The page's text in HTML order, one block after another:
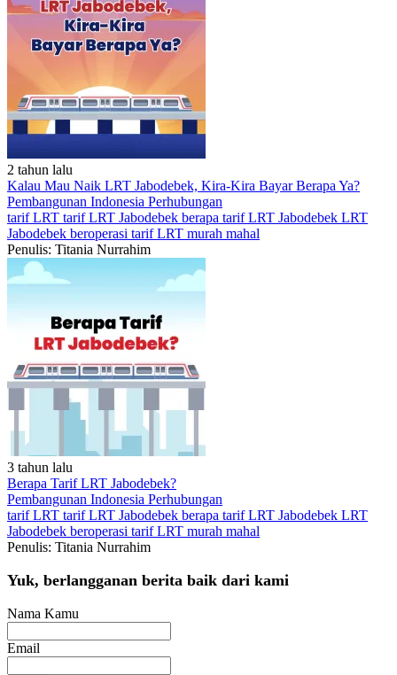
2 tahun lalu
Kalau Mau Naik LRT Jabodebek, Kira-Kira Bayar Berapa Ya?
Pembangunan Indonesia Perhubungan
tarif LRT tarif LRT Jabodebek berapa tarif LRT Jabodebek LRT
Jabodebek beroperasi tarif LRT murah mahal
Penulis: Titania Nurrahim
3 tahun lalu
Berapa Tarif LRT Jabodebek?
Pembangunan Indonesia Perhubungan
tarif LRT tarif LRT Jabodebek berapa tarif LRT Jabodebek LRT
Jabodebek beroperasi tarif LRT murah mahal
Penulis: Titania Nurrahim
Yuk, berlangganan berita baik dari kami
Nama Kamu
Email